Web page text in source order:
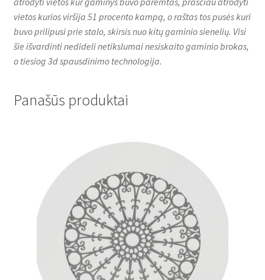
vietos kurios viršija 51 procento kampą, o raštas tos pusės kuri
buvo prilipusi prie stalo, skirsis nuo kitų gaminio sienelių. Visi
šie išvardinti nedideli netikslumai nesiskaito gaminio brokas,
o tiesiog 3d spausdinimo technologija.
Panašūs produktai